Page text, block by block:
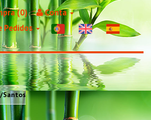
(0)
Conta
Pedidos
Santos